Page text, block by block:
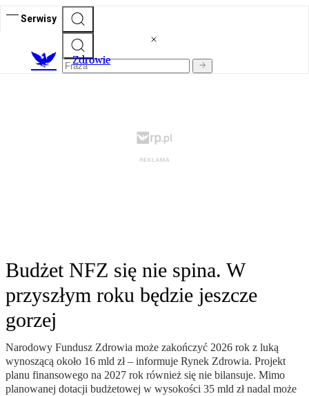
Serwisy
Zdrowie
Budżet NFZ się nie spina. W
przyszłym roku będzie jeszcze
gorzej
Narodowy Fundusz Zdrowia może zakończyć 2026 rok z luką
wynoszącą około 16 mld zł – informuje Rynek Zdrowia. Projekt
planu finansowego na 2027 rok również się nie bilansuje. Mimo
planowanej dotacji budżetowej w wysokości 35 mld zł nadal może